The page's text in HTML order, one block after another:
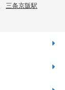
三条京阪駅